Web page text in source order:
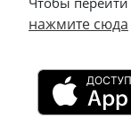
нажмите сюда